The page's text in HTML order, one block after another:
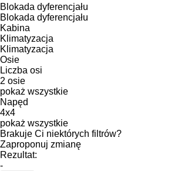
Blokada dyferencjału
Blokada dyferencjału
Kabina
Klimatyzacja
Klimatyzacja
Osie
Liczba osi
2 osie
pokaż wszystkie
Napęd
4x4
pokaż wszystkie
Brakuje Ci niektórych filtrów?
Zaproponuj zmianę
Rezultat:
-